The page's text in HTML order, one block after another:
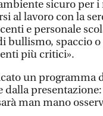
sicuro per i
al lavoro con la
e personale
bullismo, spaccio
più critici».
un programma
man mano